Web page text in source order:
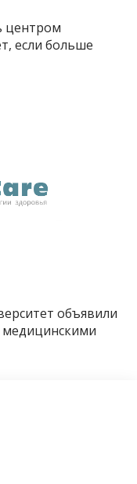
центром
если больше
объявили
медицинскими